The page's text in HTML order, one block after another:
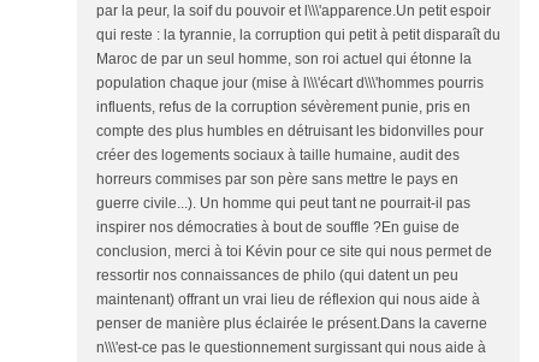
par la peur, la soif du pouvoir et l\\\'apparence.Un petit espoir
qui reste : la tyrannie, la corruption qui petit à petit disparaît du
Maroc de par un seul homme, son roi actuel qui étonne la
population chaque jour (mise à l\\\'écart d\\\'hommes pourris
influents, refus de la corruption sévèrement punie, pris en
compte des plus humbles en détruisant les bidonvilles pour
créer des logements sociaux à taille humaine, audit des
horreurs commises par son père sans mettre le pays en
guerre civile...). Un homme qui peut tant ne pourrait-il pas
inspirer nos démocraties à bout de souffle ?En guise de
conclusion, merci à toi Kévin pour ce site qui nous permet de
ressortir nos connaissances de philo (qui datent un peu
maintenant) offrant un vrai lieu de réflexion qui nous aide à
penser de manière plus éclairée le présent.Dans la caverne
n\\\'est-ce pas le questionnement surgissant qui nous aide à